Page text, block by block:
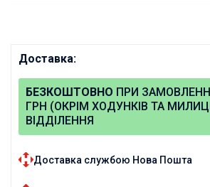
Доставка:
БЕЗКОШТОВНО ПРИ
ГРН (ОКРІМ ХОДУНКІВ ТА
ВІДДІЛЕННЯ
Доставка службою Нова Пошта